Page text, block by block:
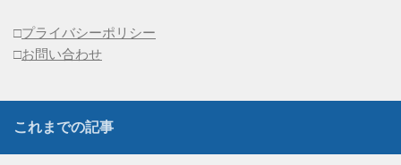
□プライバシーポリシー
□お問い合わせ
これまでの記事